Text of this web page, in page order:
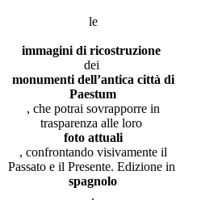
le
immagini di ricostruzione
dei
monumenti dell’antica città di
Paestum
, che potrai sovrapporre in
trasparenza alle loro
foto attuali
, confrontando visivamente il
Passato e il Presente. Edizione in
spagnolo
.